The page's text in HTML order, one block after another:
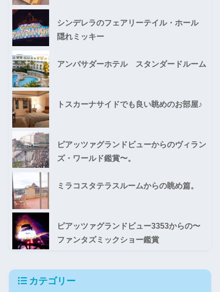
シンデレラのフェアリーテイル・ホール
隠れミッキー
アンバサダーホテル スタンダードルーム
トスカーナサイドでも良い眺めのお部屋♪
ピアッツァグランドビューからのヴィラン
ズ・ワールド鑑賞〜。
ミラコスタテラスルームからの眺め篇。
ピアッツァグランドビュー3353からの〜
ファンタズミックショー鑑賞
カテゴリー